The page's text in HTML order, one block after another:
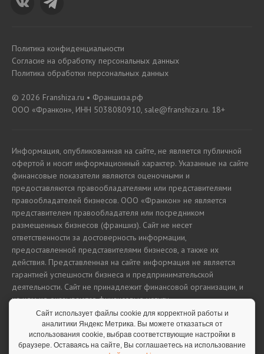
Политика конфиденциальности
Согласие на обработку персональных данных
Политика обработки персональных данных
© 2026 Franshiza.ru • Франшиза.рф
ООО «Франкон», ИНН 5038080910, sale@franshiza.ru. 18+
Информация, опубликованная на сайте, не является публичной
офертой и носит информационный характер. Указанные на сайте
финансовые показатели являются оценочными и
предоставляются правообладателями или представителями
правообладателей бизнесов. ООО «Франкон» не является
представителем правообладателя или посредником
размещенных бизнесов (франшиз). Сайт не несет
ответственности за достоверность информации,
предоставленной представителями бизнесов, а также их
действия. Представленная на сайте информация не является
гарантией успешности бизнеса и предпринимательской
деятельности. Сайт не принадлежит финансовой организации, и
на нем не оказываются финансовые услуги.
Полная версия сайта
Сайт использует файлы cookie для корректной работы и
аналитики Яндекс Метрика. Вы можете отказаться от
использования cookie, выбрав соответствующие настройки в
браузере. Оставаясь на сайте, Вы соглашаетесь на использование